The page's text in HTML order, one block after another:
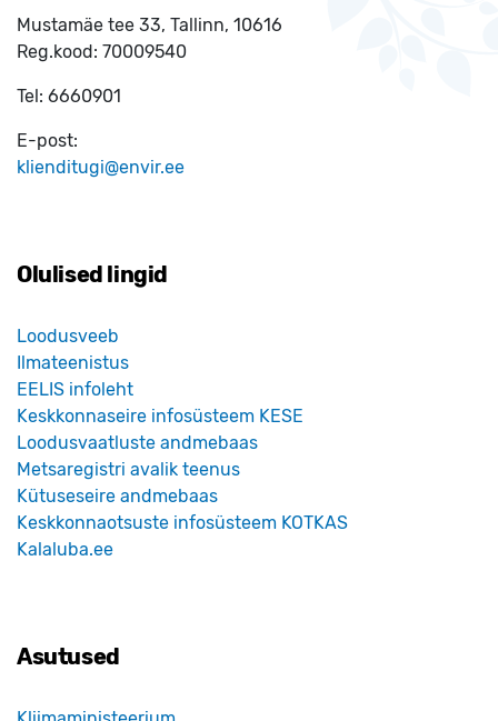
Mustamäe tee 33, Tallinn, 10616
Reg.kood: 70009540
Tel: 6660901
E-post:
klienditugi@envir.ee
Olulised lingid
Loodusveeb
Ilmateenistus
EELIS infoleht
Keskkonnaseire infosüsteem KESE
Loodusvaatluste andmebaas
Metsaregistri avalik teenus
Kütuseseire andmebaas
Keskkonnaotsuste infosüsteem KOTKAS
Kalaluba.ee
Asutused